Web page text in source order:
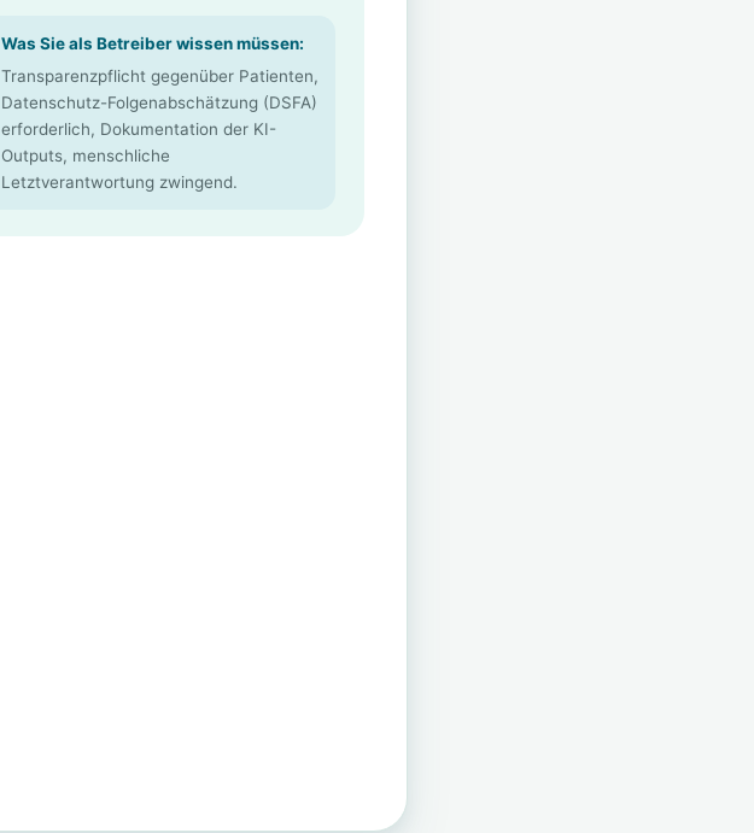
Was Sie als Betreiber wissen müssen:
Transparenzpflicht gegenüber Patienten,
Datenschutz-Folgenabschätzung (DSFA)
erforderlich, Dokumentation der KI-
Outputs, menschliche
Letztverantwortung zwingend.